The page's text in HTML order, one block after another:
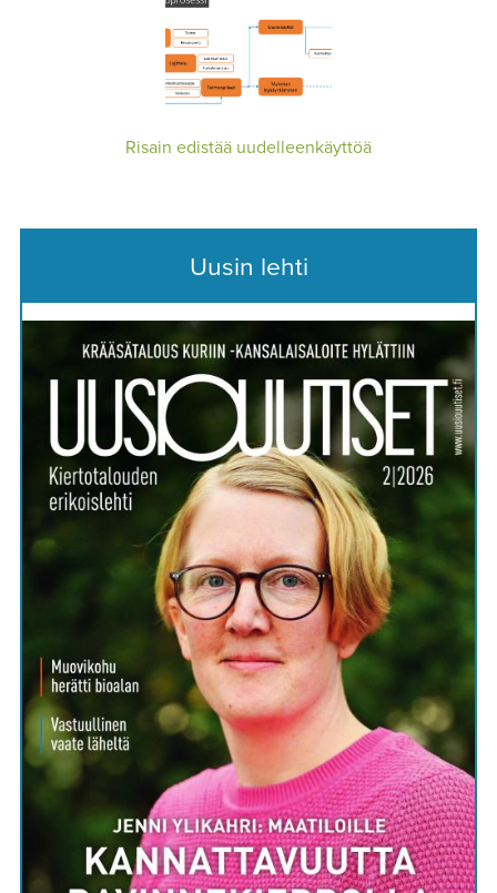
Risain edistää uudelleenkäyttöä
Uusin lehti